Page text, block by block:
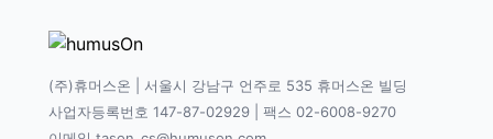
(주)휴머스온 | 서울시 강남구 언주로 535 휴머스온 빌딩
사업자등록번호 147-87-02929 | 팩스 02-6008-9270